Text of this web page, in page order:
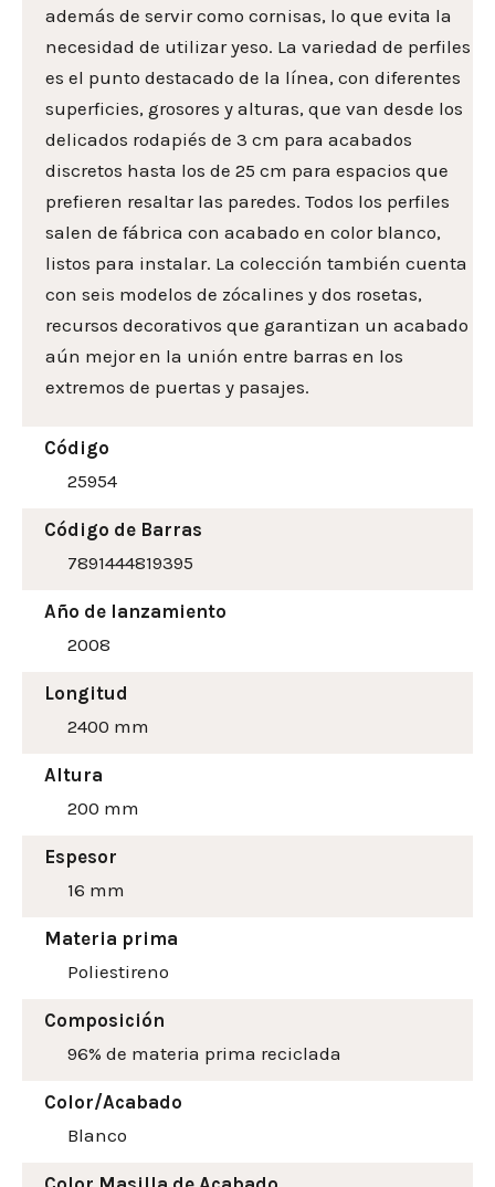
además de servir como cornisas, lo que evita la
necesidad de utilizar yeso. La variedad de perfiles
es el punto destacado de la línea, con diferentes
superficies, grosores y alturas, que van desde los
delicados rodapiés de 3 cm para acabados
discretos hasta los de 25 cm para espacios que
prefieren resaltar las paredes. Todos los perfiles
salen de fábrica con acabado en color blanco,
listos para instalar. La colección también cuenta
con seis modelos de zócalines y dos rosetas,
recursos decorativos que garantizan un acabado
aún mejor en la unión entre barras en los
extremos de puertas y pasajes.
Código
25954
Código de Barras
7891444819395
Año de lanzamiento
2008
Longitud
2400 mm
Altura
200 mm
Espesor
16 mm
Materia prima
Poliestireno
Composición
96% de materia prima reciclada
Color/Acabado
Blanco